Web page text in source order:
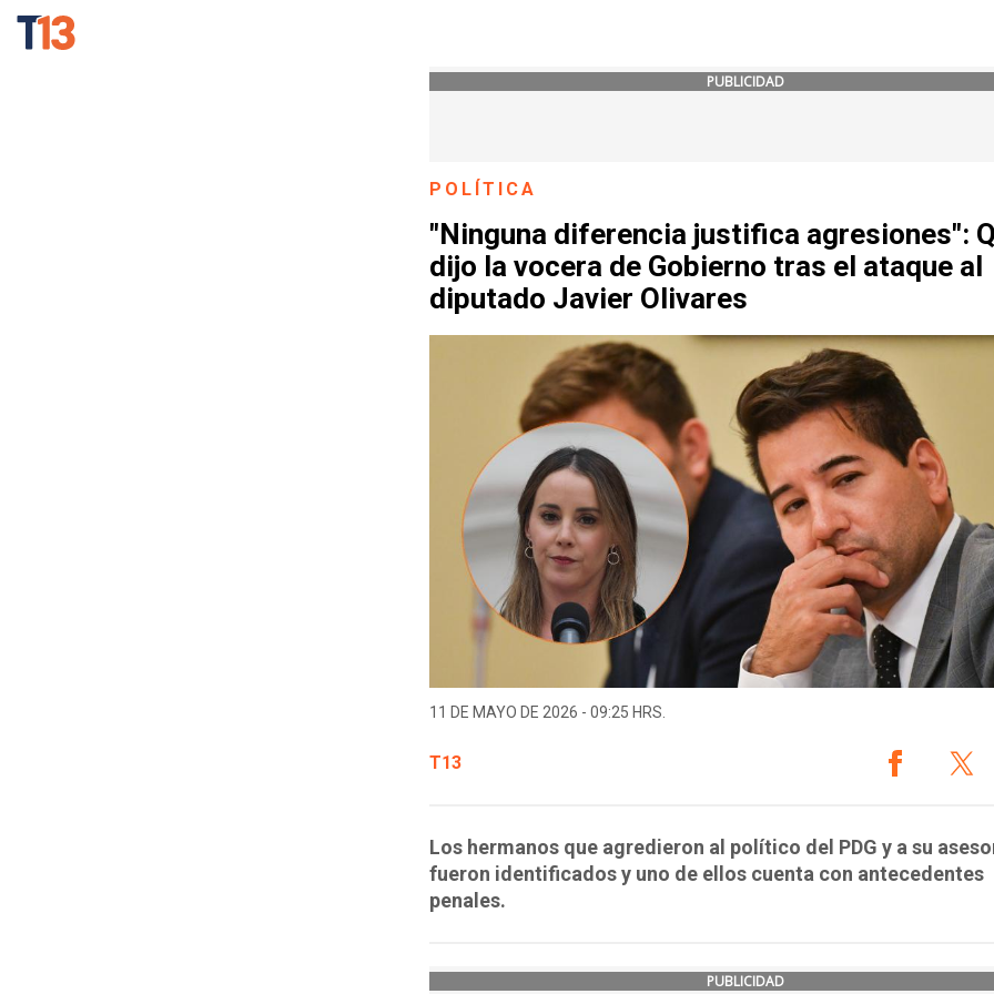
PUBLICIDAD
POLÍTICA
"Ninguna diferencia justifica agresiones":
dijo la vocera de Gobierno tras el ataque al
diputado Javier Olivares
11 DE MAYO DE 2026 - 09:25 HRS.
T13
Los hermanos que agredieron al político del PDG y a su
fueron identificados y uno de ellos cuenta con antecedentes
penales.
PUBLICIDAD